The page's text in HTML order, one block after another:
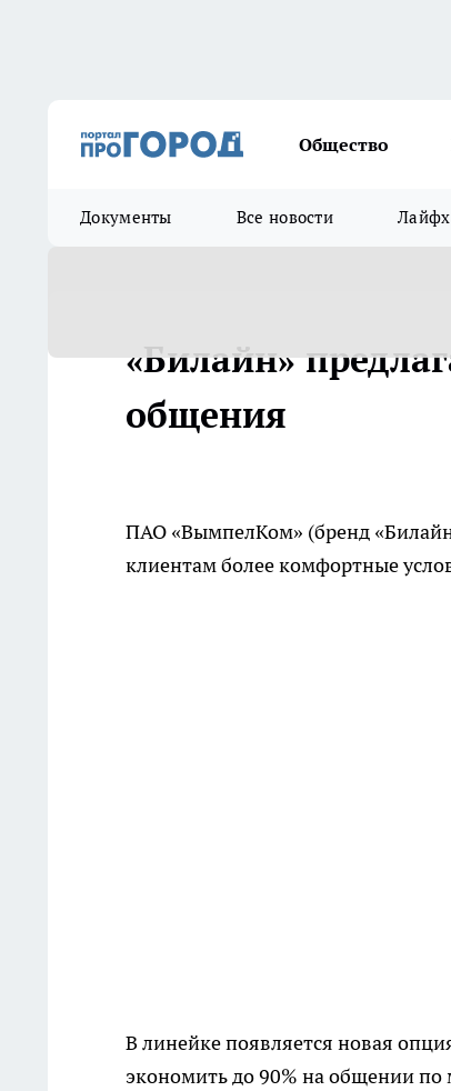
Общество
Документы Все новости
«Билайн»
общения
ПАО «ВымпелКом» (бренд
клиентам более комфортные
В линейке появляется новая
экономить до 90% на общении